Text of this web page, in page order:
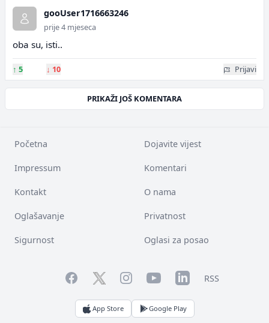
gooUser1716663246
prije 4 mjeseca
oba su, isti..
↑ 5 ↓ 10 Prijavi
PRIKAŽI JOŠ KOMENTARA
Početna Dojavite vijest
Impressum Komentari
Kontakt O nama
Oglašavanje Privatnost
Sigurnost Oglasi za posao
FacebookTwitterInstagramYouTubeLinkedInRSS
App Store Google Play